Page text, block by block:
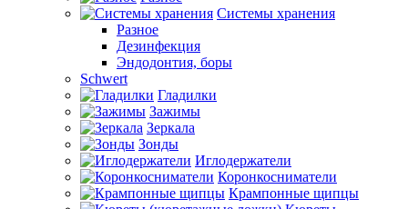
Системы хранения
Разное
Дезинфекция
Эндодонтия, боры
Schwert
Гладилки
Зажимы
Зеркала
Зонды
Иглодержатели
Коронкосниматели
Крампонные щипцы